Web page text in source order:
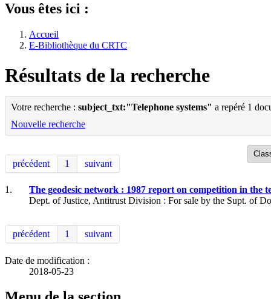
Vous êtes ici :
Accueil
E-Bibliothèque du CRTC
Résultats de la recherche
Votre recherche : subject_txt:"Telephone systems" a repéré 1
Nouvelle recherche
précédent 1 suivant
1. The geodesic network : 1987 report on competition in the
Dept. of Justice, Antitrust Division : For sale by the Supt. of
précédent 1 suivant
Date de modification :
2018-05-23